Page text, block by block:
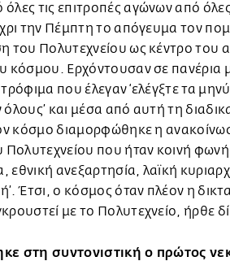
τις επιτροπές αγώνων από όλες
την Πέμπτη το απόγευμα τον
του Πολυτεχνείου ως κέντρο του
κόσμου. Ερχόντουσαν σε πανέρια
που έλεγαν ‘ελέγξτε τα
και μέσα από αυτή τη
κόσμο διαμορφώθηκε η
Πολυτεχνείου που ήταν κοινή
εθνική ανεξαρτησία, λαϊκή
Έτσι, ο κόσμος όταν πλέον η
με το Πολυτεχνείο, ήρθε
στη συντονιστική ο πρώτος